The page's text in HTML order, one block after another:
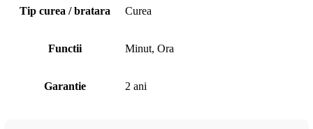
Tip curea / bratara Curea
Functii Minut, Ora
Garantie 2 ani